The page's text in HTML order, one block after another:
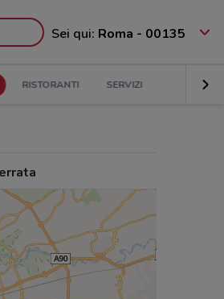
Sei qui: Roma - 00135
RISTORANTI SERVIZI